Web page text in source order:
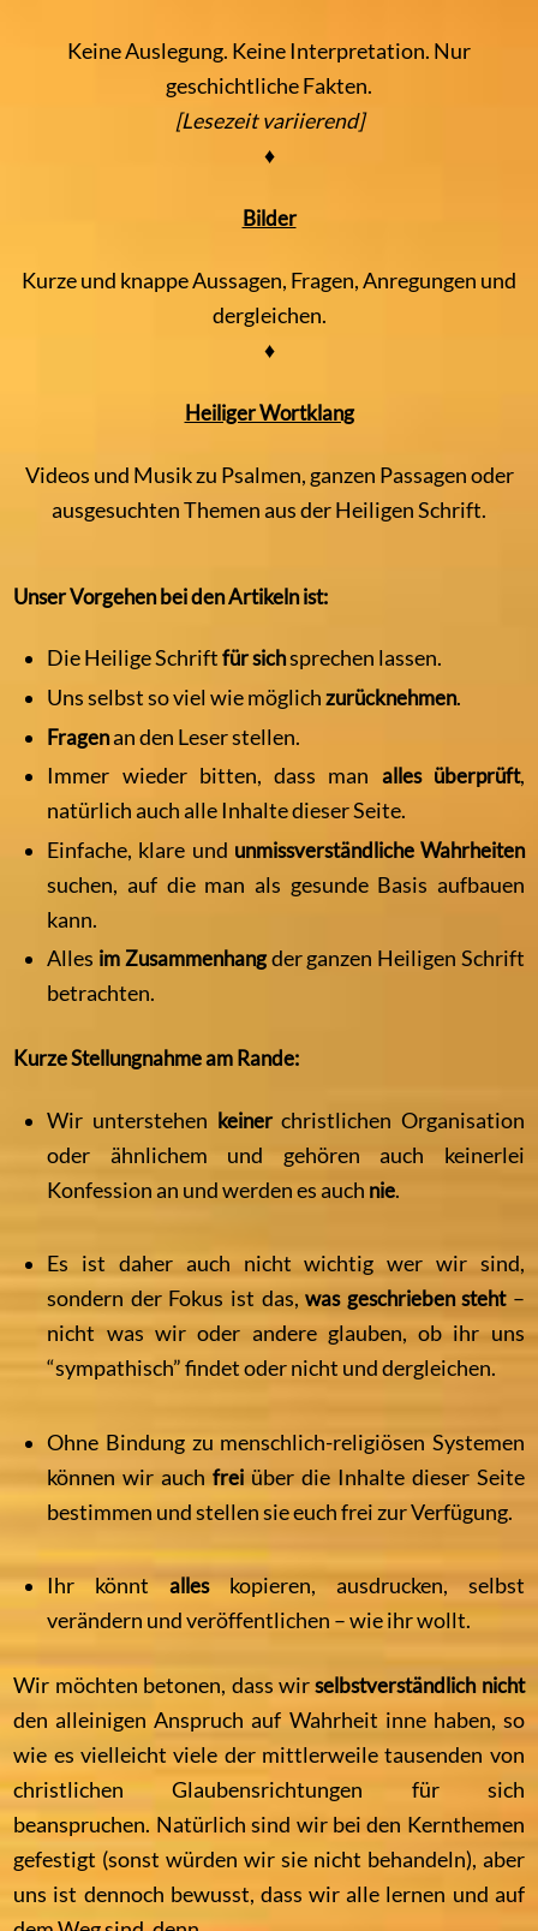
Keine Auslegung. Keine Interpretation. Nur
geschichtliche Fakten.
[Lesezeit variierend]
♦
Bilder
Kurze und knappe Aussagen, Fragen, Anregungen und
dergleichen.
♦
Heiliger Wortklang
Videos und Musik zu Psalmen, ganzen Passagen oder
ausgesuchten Themen aus der Heiligen Schrift.
Unser Vorgehen bei den Artikeln ist:
Die Heilige Schriftfür sichsprechen lassen.
Uns selbst so viel wie möglichzurücknehmen.
Fragenan den Leser stellen.
Immer wieder bitten, dass man alles überprüft,
natürlich auch alle Inhalte dieser Seite.
Einfache, klare und unmissverständliche Wahrheiten
suchen, auf die man als gesunde Basis aufbauen
kann.
Alles im Zusammenhangder ganzen Heiligen Schrift
betrachten.
Kurze Stellungnahme am Rande:
Wir unterstehen keinerchristlichen Organisation
oder ähnlichem und gehören auch keinerlei
Konfession an und werden es auch nie.
Es ist daher auch nicht wichtig wer wir sind,
sondern der Fokus ist das,was geschrieben steht–
nicht was wir oder andere glauben, ob ihr uns
“sympathisch” findet oder nicht und dergleichen.
Ohne Bindung zu menschlich-religiösen Systemen
können wir auchfrei über die Inhalte dieser Seite
bestimmen und stellen sie euch frei zur Verfügung.
Ihr könntalleskopieren, ausdrucken, selbst
verändern und veröffentlichen – wie ihr wollt.
Wir möchten betonen, dass wirselbstverständlich nicht
den alleinigen Anspruch auf Wahrheit inne haben, so
wie es vielleicht viele der mittlerweile tausenden von
christlichen Glaubensrichtungen für sich
beanspruchen. Natürlich sind wir bei den Kernthemen
gefestigt (sonst würden wir sie nicht behandeln), aber
uns ist dennoch bewusst, dass wir alle lernen und auf